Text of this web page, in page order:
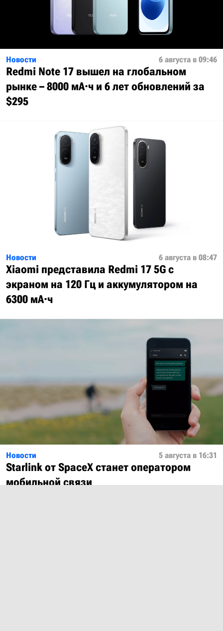
Новости 6 августа в 09:46
Redmi Note 17 вышел на глобальном
рынке – 8000 мА·ч и 6 лет обновлений за
$295
Новости 6 августа в 08:47
Xiaomi представила Redmi 17 5G с
экраном на 120 Гц и аккумулятором на
6300 мА·ч
Новости 5 августа в 16:31
Starlink от SpaceX станет оператором
мобильной связи